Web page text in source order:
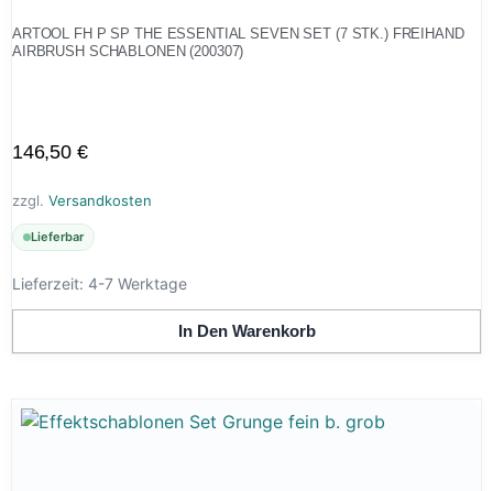
ARTOOL FH P SP THE ESSENTIAL SEVEN SET (7 STK.) FREIHAND
AIRBRUSH SCHABLONEN (200307)
146,50 €
zzgl. Versandkosten
Lieferbar
Lieferzeit: 4-7 Werktage
In Den Warenkorb